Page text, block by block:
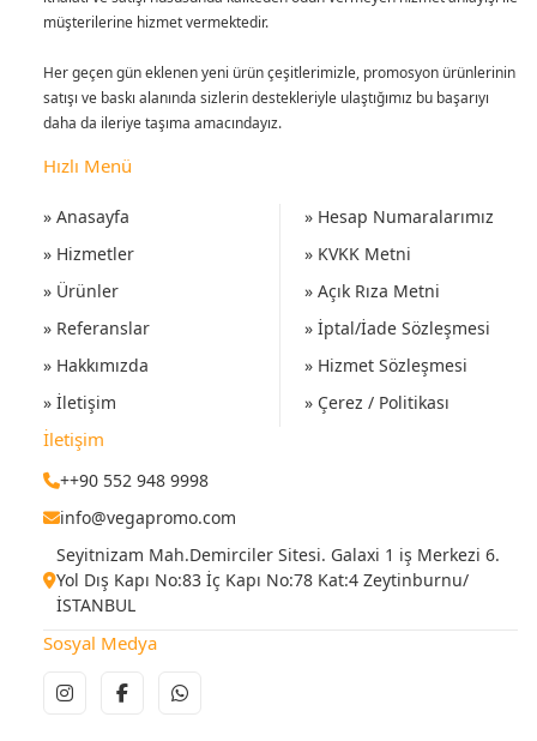
müşterilerine hizmet vermektedir.
Her geçen gün eklenen yeni ürün çeşitlerimizle, promosyon ürünlerinin
satışı ve baskı alanında sizlerin destekleriyle ulaştığımız bu başarıyı
daha da ileriye taşıma amacındayız.
Hızlı Menü
» Anasayfa
» Hizmetler
» Ürünler
» Referanslar
» Hakkımızda
» İletişim
» Hesap Numaralarımız
» KVKK Metni
» Açık Rıza Metni
» İptal/İade Sözleşmesi
» Hizmet Sözleşmesi
» Çerez / Politikası
İletişim
++90 552 948 9998
info@vegapromo.com
Seyitnizam Mah.Demirciler Sitesi. Galaxi 1 iş Merkezi 6.
Yol Dış Kapı No:83 İç Kapı No:78 Kat:4 Zeytinburnu/
İSTANBUL
Sosyal Medya